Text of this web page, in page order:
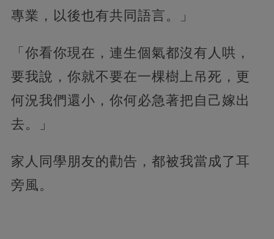
專業，以後也有共同語言。」
「你看你現在，連生個氣都沒有人哄，
要我說，你就不要在一棵樹上吊死，更
何況我們還小，你何必急著把自己嫁出
去。」
家人同學朋友的勸告，都被我當成了耳
旁風。